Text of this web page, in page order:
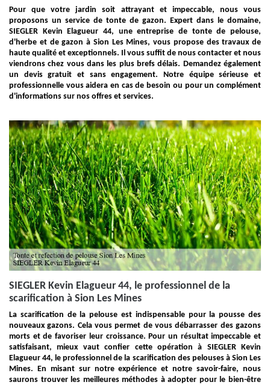
Pour que votre jardin soit attrayant et impeccable, nous vous
proposons un service de tonte de gazon. Expert dans le domaine,
SIEGLER Kevin Elagueur 44, une entreprise de tonte de pelouse,
d'herbe et de gazon à Sion Les Mines, vous propose des travaux de
haute qualité et exceptionnels. Il vous suffit de nous contacter et nous
viendrons chez vous dans les plus brefs délais. Demandez également
un devis gratuit et sans engagement. Notre équipe sérieuse et
professionnelle vous aidera en cas de besoin ou pour un complément
d'informations sur nos offres et services.
SIEGLER Kevin Elagueur 44, le professionnel de la
scarification à Sion Les Mines
La scarification de la pelouse est indispensable pour la pousse des
nouveaux gazons. Cela vous permet de vous débarrasser des gazons
morts et de favoriser leur croissance. Pour un résultat impeccable et
satisfaisant, mieux vaut confier cette opération à SIEGLER Kevin
Elagueur 44, le professionnel de la scarification des pelouses à Sion Les
Mines. En misant sur notre expérience et notre savoir-faire, nous
saurons trouver les meilleures méthodes à adopter pour le bien-être